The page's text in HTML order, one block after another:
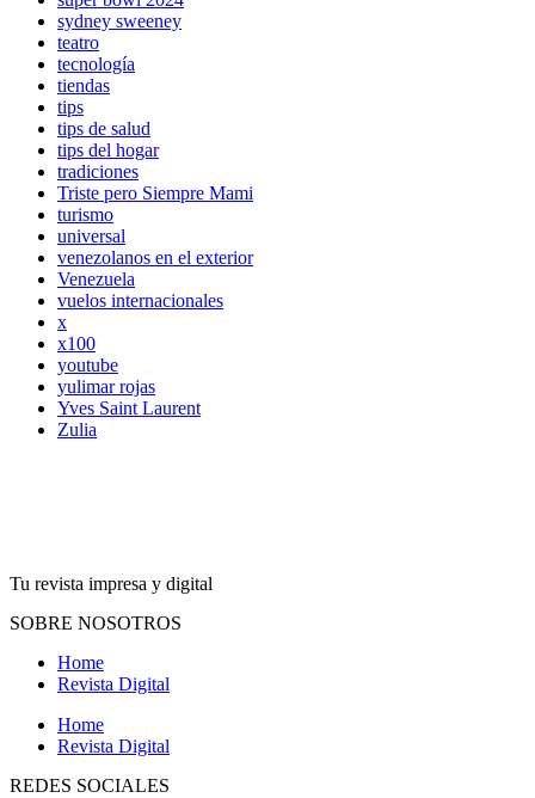
sydney sweeney
teatro
tecnología
tiendas
tips
tips de salud
tips del hogar
tradiciones
Triste pero Siempre Mami
turismo
universal
venezolanos en el exterior
Venezuela
vuelos internacionales
x
x100
youtube
yulimar rojas
Yves Saint Laurent
Zulia
Tu revista impresa y digital
SOBRE NOSOTROS
Home
Revista Digital
Home
Revista Digital
REDES SOCIALES